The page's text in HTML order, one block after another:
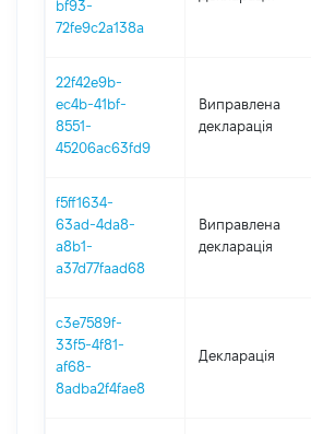
bf93-
72fe9c2a138a
22f42e9b-
ec4b-41bf-
8551-
45206ac63fd9
Виправлена
декларація
f5ff1634-
63ad-4da8-
a8b1-
a37d77faad68
Виправлена
декларація
c3e7589f-
33f5-4f81-
af68-
8adba2f4fae8
Декларація